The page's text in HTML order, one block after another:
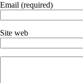
Email (required)
Site web